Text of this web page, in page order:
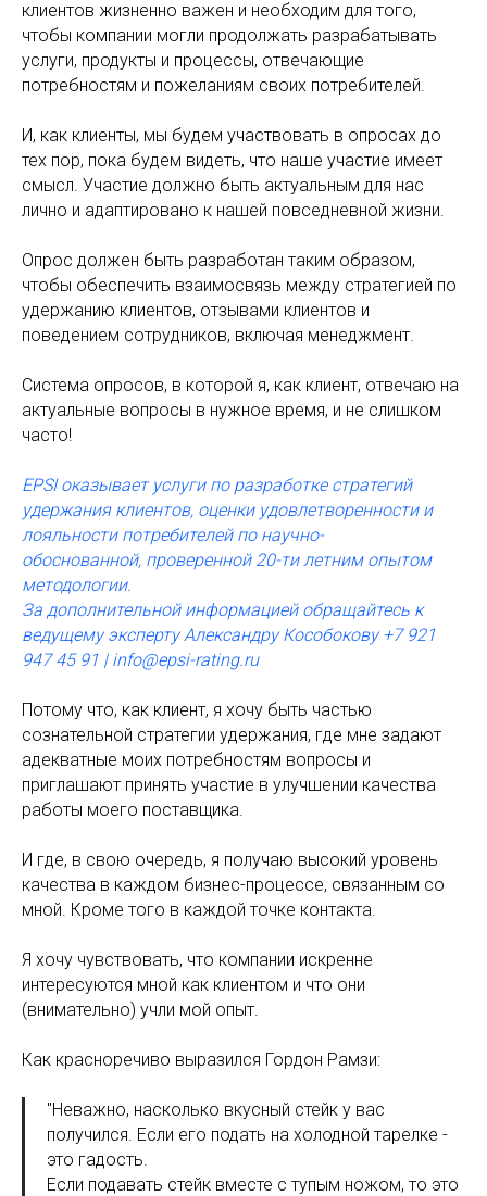
клиентов жизненно важен и необходим для того,
чтобы компании могли продолжать разрабатывать
услуги, продукты и процессы, отвечающие
потребностям и пожеланиям своих потребителей.
И, как клиенты, мы будем участвовать в опросах до
тех пор, пока будем видеть, что наше участие имеет
смысл. Участие должно быть актуальным для нас
лично и адаптировано к нашей повседневной жизни.
Опрос должен быть разработан таким образом,
чтобы обеспечить взаимосвязь между стратегией по
удержанию клиентов, отзывами клиентов и
поведением сотрудников, включая менеджмент.
Система опросов, в которой я, как клиент, отвечаю на
актуальные вопросы в нужное время, и не слишком
часто!
EPSIоказывает услуги по разработке стратегий
удержания клиентов, оценки удовлетворенности и
лояльности потребителей по научно-
обоснованной, проверенной 20-ти летним опытом
методологии.
За дополнительной информацией обращайтесь к
ведущему эксперту Александру Кособокову +7 921
947 45 91 | info@epsi-rating.ru
Потому что, как клиент, я хочу быть частью
сознательной стратегии удержания, где мне задают
адекватные моих потребностям вопросы и
приглашают принять участие в улучшении качества
работы моего поставщика.
И где, в свою очередь, я получаю высокий уровень
качества в каждом бизнес-процессе, связанным со
мной. Кроме того в каждой точке контакта.
Я хочу чувствовать, что компании искренне
интересуются мной как клиентом и что они
(внимательно) учли мой опыт.
Как красноречиво выразился Гордон Рамзи:
"Неважно, насколько вкусный стейк у вас
получился. Если его подать на холодной тарелке -
это гадость.
Если подавать стейк вместе с тупым ножом, то это